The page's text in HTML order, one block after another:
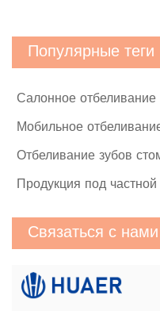
зубов под
Домашний
порошка
Популярные теги
Салонное отбеливание
Мобильное
Отбеливание зубов
Продукция под
Связаться с нами